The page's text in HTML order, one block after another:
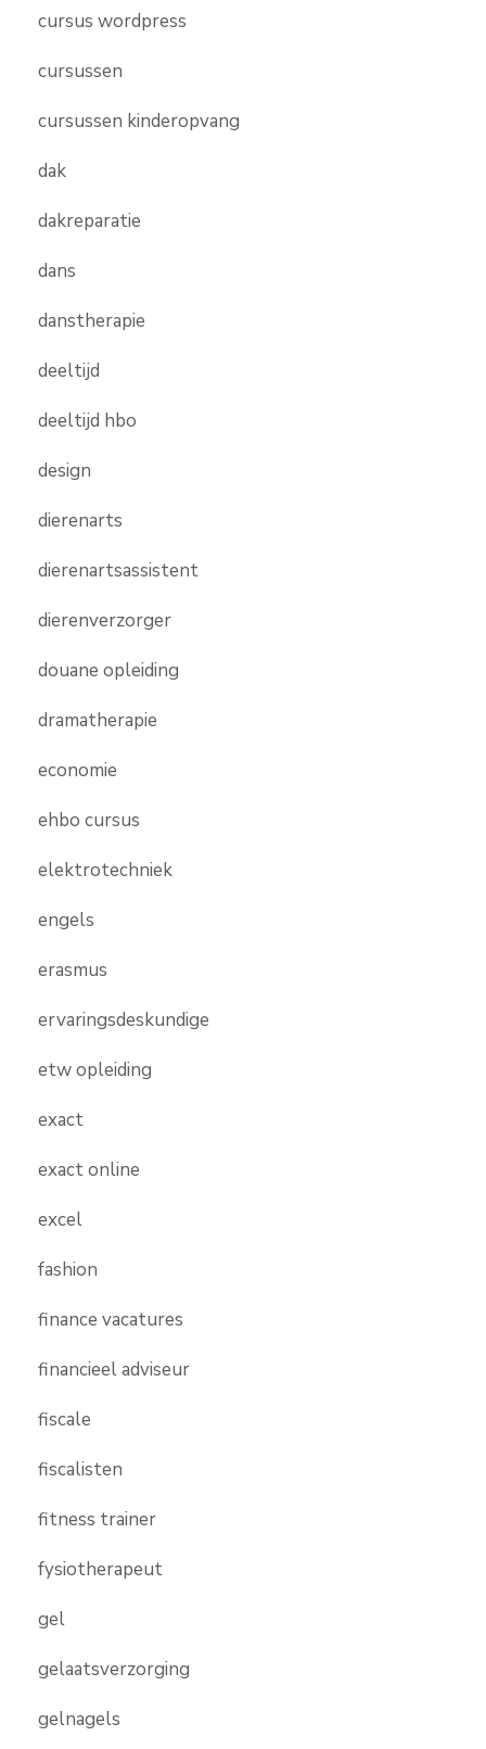
cursus wordpress
cursussen
cursussen kinderopvang
dak
dakreparatie
dans
danstherapie
deeltijd
deeltijd hbo
design
dierenarts
dierenartsassistent
dierenverzorger
douane opleiding
dramatherapie
economie
ehbo cursus
elektrotechniek
engels
erasmus
ervaringsdeskundige
etw opleiding
exact
exact online
excel
fashion
finance vacatures
financieel adviseur
fiscale
fiscalisten
fitness trainer
fysiotherapeut
gel
gelaatsverzorging
gelnagels